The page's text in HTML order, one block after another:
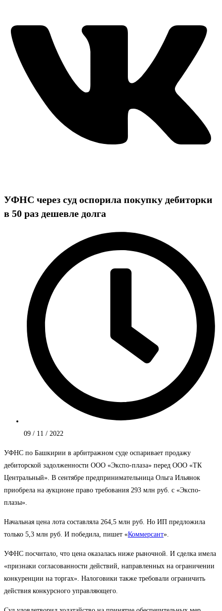
УФНС через суд оспорила покупку дебиторки
в 50 раз дешевле долга
09 / 11 / 2022
УФНС по Башкирии в арбитражном суде оспаривает продажу
дебиторской задолженности ООО «Экспо-плаза» перед ООО «ТК
Центральный». В сентябре предпринимательница Ольга Ильянок
приобрела на аукционе право требования 293 млн руб. с «Экспо-
плазы».
Начальная цена лота составляла 264,5 млн руб. Но ИП предложила
только 5,3 млн руб. И победила, пишет «Коммерсант».
УФНС посчитало, что цена оказалась ниже рыночной. И сделка имела
«признаки согласованности действий, направленных на ограничении
конкуренции на торгах». Налоговики также требовали ограничить
действия конкурсного управляющего.